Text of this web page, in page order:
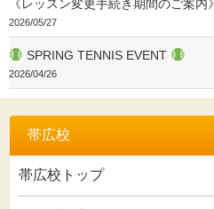
《レッスン変更手続き期間のご案内》
2026/05/27
SPRING TENNIS EVENT
2026/04/26
帯広校
帯広校トップ